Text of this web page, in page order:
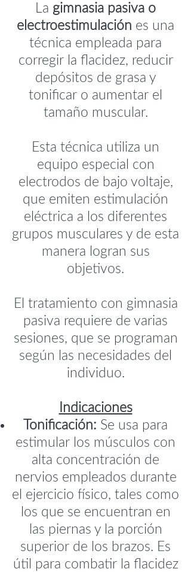
La gimnasia pasiva o
electroestimulación es una
técnica empleada para
corregir la flacidez, reducir
depósitos de grasa y
tonificar o aumentar el
tamaño muscular.
Esta técnica utiliza un
equipo especial con
electrodos de bajo voltaje,
que emiten estimulación
eléctrica a los diferentes
grupos musculares y de esta
manera logran sus
objetivos.
El tratamiento con gimnasia
pasiva requiere de varias
sesiones, que se programan
según las necesidades del
individuo.
Indicaciones
Tonificación: Se usa para
estimular los músculos con
alta concentración de
nervios empleados durante
el ejercicio físico, tales como
los que se encuentran en
las piernas y la porción
superior de los brazos. Es
útil para combatir la flacidez